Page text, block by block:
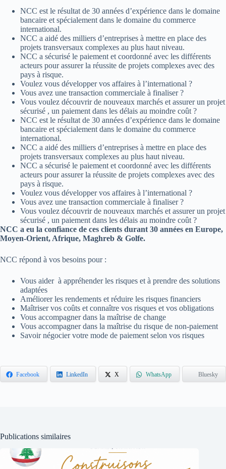
NCC est le résultat de 30 années d’expérience dans le domaine
bancaire et spécialement dans le domaine du commerce
international.
NCC a aidé des milliers d’entreprises à mettre en place des
projets transversaux complexes au plus haut niveau.
NCC a sécurisé le paiement et coordonné avec les différents
acteurs pour assurer la réussite de projets complexes avec des
pays à risque.
Voulez vous développer vos affaires à l’international ?
Vous avez une transaction commerciale à finaliser ?
Vous voulez découvrir de nouveaux marchés et assurer un projet
sécurisé , un paiement dans les délais au moindre coût ?
NCC est le résultat de 30 années d’expérience dans le domaine
bancaire et spécialement dans le domaine du commerce
international.
NCC a aidé des milliers d’entreprises à mettre en place des
projets transversaux complexes au plus haut niveau.
NCC a sécurisé le paiement et coordonné avec les différents
acteurs pour assurer la réussite de projets complexes avec des
pays à risque.
Voulez vous développer vos affaires à l’international ?
Vous avez une transaction commerciale à finaliser ?
Vous voulez découvrir de nouveaux marchés et assurer un projet
sécurisé , un paiement dans les délais au moindre coût ?
NCC a eu la confiance de ces clients durant 30 années en Europe,
Moyen-Orient, Afrique, Maghreb & Golfe.
NCC répond à vos besoins pour :
Vous aider à appréhender les risques et à prendre des solutions
adaptées
Améliorer les rendements et réduire les risques financiers
Maîtriser vos coûts et connaître vos risques et vos obligations
Vous accompagner dans la maîtrise de change
Vous accompagner dans la maîtrise du risque de non-paiement
Savoir négocier votre mode de paiement selon vos risques
Facebook LinkedIn X WhatsApp Bluesky
Publications similaires